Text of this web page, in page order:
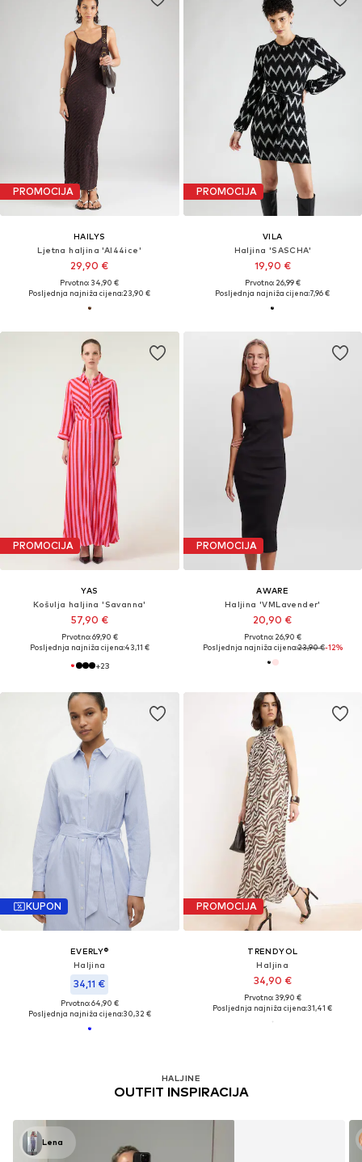
PROMOCIJA
HAILYS
Ljetna haljina 'Al44ice'
29,90 €
Prvotno: 34,90 €
Posljednja najniža cijena:23,90 €
PROMOCIJA
VILA
Haljina 'SASCHA'
19,90 €
Prvotno: 26,99 €
Posljednja najniža cijena:7,96 €
PROMOCIJA
YAS
Košulja haljina 'Savanna'
57,90 €
Prvotno: 69,90 €
Posljednja najniža cijena:43,11 €
+23
PROMOCIJA
AWARE
Haljina 'VMLavender'
20,90 €
Prvotno: 26,90 €
Posljednja najniža cijena:23,90 €-12%
KUPON
EVERLY®
Haljina
34,11 €
Prvotno: 64,90 €
Posljednja najniža cijena:30,32 €
PROMOCIJA
TRENDYOL
Haljina
34,90 €
Prvotno: 39,90 €
Posljednja najniža cijena:31,41 €
HALJINE
OUTFIT INSPIRACIJA
Lena